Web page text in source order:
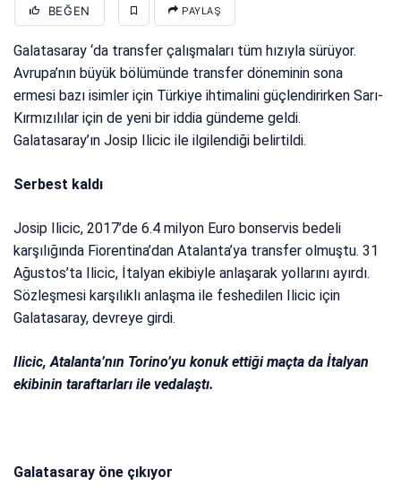
BEĞEN PAYLAŞ
Galatasaray ‘da transfer çalışmaları tüm hızıyla sürüyor.
Avrupa’nın büyük bölümünde transfer döneminin sona
ermesi bazı isimler için Türkiye ihtimalini güçlendirirken Sarı-
Kırmızılılar için de yeni bir iddia gündeme geldi.
Galatasaray’ın Josip Ilicic ile ilgilendiği belirtildi.
Serbest kaldı
Josip Ilicic, 2017’de 6.4 milyon Euro bonservis bedeli
karşılığında Fiorentina’dan Atalanta’ya transfer olmuştu. 31
Ağustos’ta Ilicic, İtalyan ekibiyle anlaşarak yollarını ayırdı.
Sözleşmesi karşılıklı anlaşma ile feshedilen Ilicic için
Galatasaray, devreye girdi.
Ilicic, Atalanta’nın Torino’yu konuk ettiği maçta da İtalyan
ekibinin taraftarları ile vedalaştı.
Galatasaray öne çıkıyor